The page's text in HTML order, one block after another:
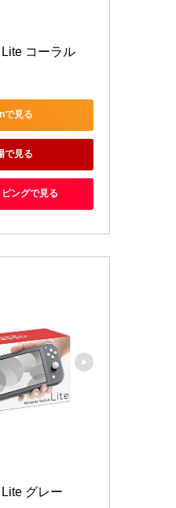
コーラル
で見る
で見る
ングで見る
グレー